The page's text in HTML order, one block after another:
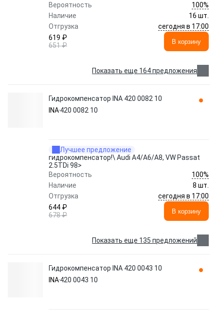
Вероятность
100%
Наличие
16 шт.
Отгрузка
сегодня в 17:00
619 ₽
651 ₽
В корзину
Показать еще 164 предложения
Гидрокомпенсатор INA 420 0082 10
INA420 0082 10
Лучшее предложение
гидрокомпенсатор!\ Audi A4/A6/A8, VW Passat
2.5TDi 98>
Вероятность
100%
Наличие
8 шт.
Отгрузка
сегодня в 17:00
644 ₽
678 ₽
В корзину
Показать еще 135 предложений
Гидрокомпенсатор INA 420 0043 10
INA420 0043 10